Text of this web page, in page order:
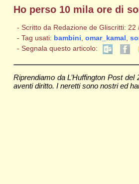
Ho perso 10 mila ore di
- Scritto da Redazione de Gliscritti: 22
- Tag usati: bambini omar_kamal
- Segnala questo articolo:
Riprendiamo da L’Huffington Post
aventi diritto. I neretti sono nostri ed